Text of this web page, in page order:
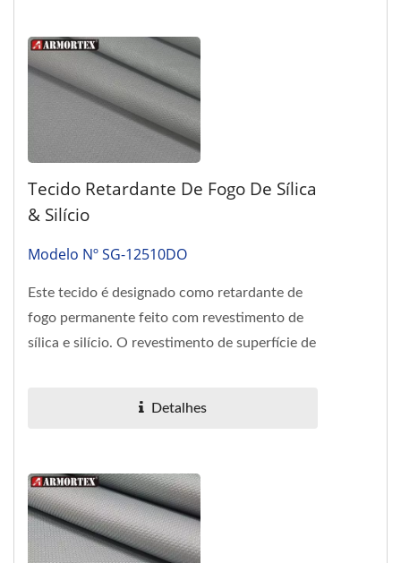
Tecido Retardante De Fogo De Sílica
& Silício
Modelo Nº SG-12510DO
Este tecido é designado como retardante de
fogo permanente feito com revestimento de
sílica e silício. O revestimento de superfície de
Detalhes